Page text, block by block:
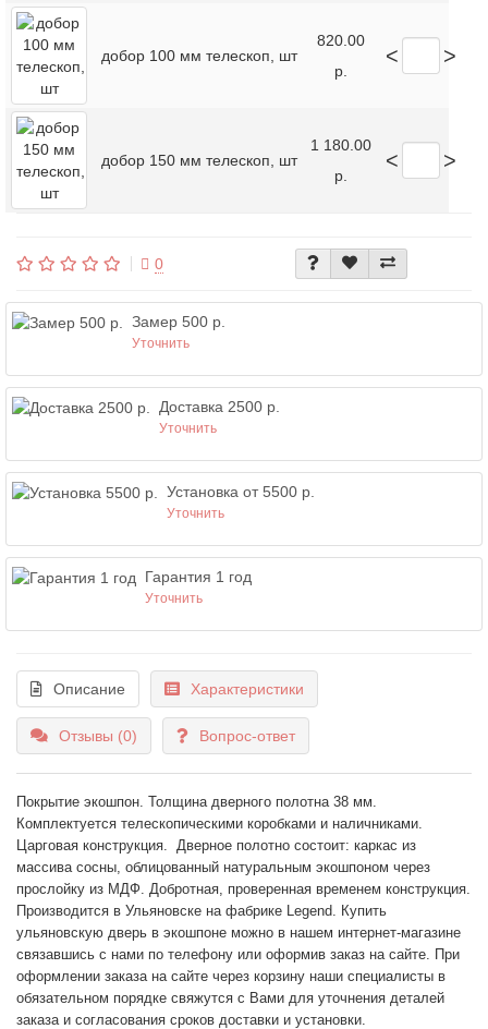
добор 100 мм телескоп, шт
820.00
р.
< >
добор 150 мм телескоп, шт
1 180.00
р.
< >
0
Замер 500 р.
Уточнить
Доставка 2500 р.
Уточнить
Установка от 5500 р.
Уточнить
Гарантия 1 год
Уточнить
Описание Характеристики
Отзывы (0) Вопрос-ответ
Покрытие экошпон. Толщина дверного полотна 38 мм.
Комплектуется телескопическими коробками и наличниками.
Царговая конструкция. Дверное полотно состоит: каркас из
массива сосны, облицованный натуральным экошпоном через
прослойку из МДФ. Добротная, проверенная временем конструкция.
Производится в Ульяновске на фабрике Legend. Купить
ульяновскую дверь в экошпоне можно в нашем интернет-магазине
связавшись с нами по телефону или оформив заказ на сайте. При
оформлении заказа на сайте через корзину наши специалисты в
обязательном порядке свяжутся с Вами для уточнения деталей
заказа и согласования сроков доставки и установки.